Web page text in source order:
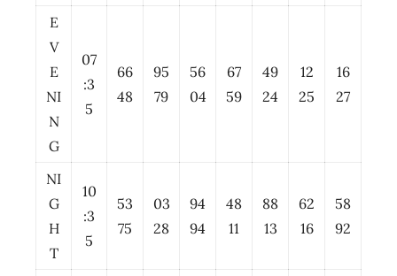
E
V
E
NI
N
G
07
:3
5
66
48
95
79
56
04
67
59
49
24
12
25
16
27
NI
G
H
T
10
:3
5
53
75
03
28
94
94
48
11
88
13
62
16
58
92